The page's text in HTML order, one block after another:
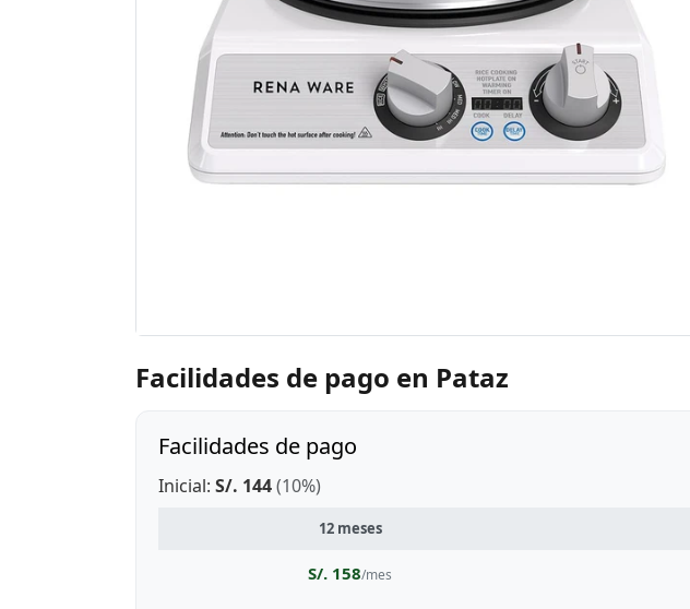
Facilidades de pago en Pataz
Facilidades de pago
Inicial: S/. 144(10%)
12 meses
S/. 158/mes